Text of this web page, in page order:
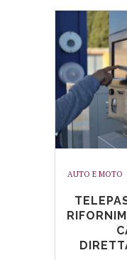
AUTO E MOTO